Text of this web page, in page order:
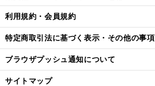
利用規約・会員規約
特定商取引法に基づく表示・その他の事項
ブラウザプッシュ通知について
サイトマップ